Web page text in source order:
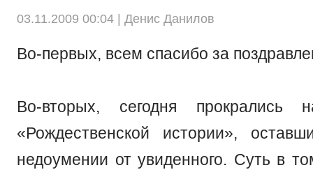
03.11.2009 00:04 | Денис Данилов
Во-первых, всем спасибо за
Во-вторых, сегодня прокрались
«Рождественской истории»,
недоумении от увиденного. Суть в